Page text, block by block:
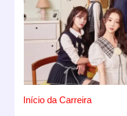
Início da Carreira